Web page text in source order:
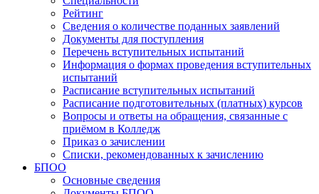
Рейтинг
Сведения о количестве поданных заявлений
Документы для поступления
Перечень вступительных испытаний
Информация о формах проведения вступительных
испытаний
Расписание вступительных испытаний
Расписание подготовительных (платных) курсов
Вопросы и ответы на обращения, связанные с
приёмом в Колледж
Приказ о зачислении
Списки, рекомендованных к зачислению
БПОО
Основные сведения